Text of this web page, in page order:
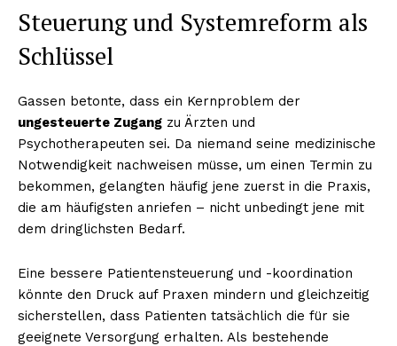
Steuerung und Systemreform als
Schlüssel
Gassen betonte, dass ein Kernproblem der
ungesteuerte Zugang zu Ärzten und
Psychotherapeuten sei. Da niemand seine medizinische
Notwendigkeit nachweisen müsse, um einen Termin zu
bekommen, gelangten häufig jene zuerst in die Praxis,
die am häufigsten anriefen – nicht unbedingt jene mit
dem dringlichsten Bedarf.
Eine bessere Patientensteuerung und -koordination
könnte den Druck auf Praxen mindern und gleichzeitig
sicherstellen, dass Patienten tatsächlich die für sie
geeignete Versorgung erhalten. Als bestehende